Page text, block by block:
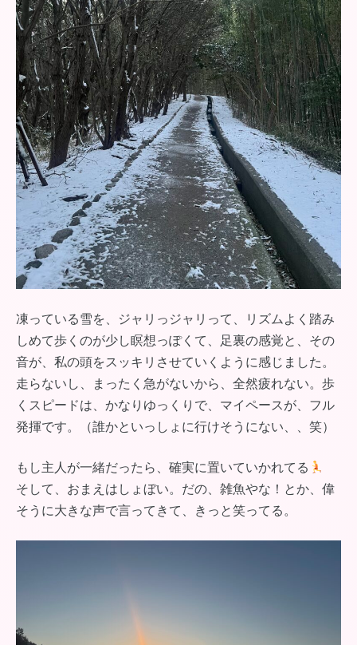
凍っている雪を、ジャリっジャリって、リズムよく踏み
しめて歩くのが少し瞑想っぽくて、足裏の感覚と、その
音が、私の頭をスッキリさせていくように感じました。
走らないし、まったく急がないから、全然疲れない。歩
くスピードは、かなりゆっくりで、マイペースが、フル
発揮です。（誰かといっしょに行けそうにない、、笑）
もし主人が一緒だったら、確実に置いていかれてる
そして、おまえはしょぼい。だの、雑魚やな！とか、偉
そうに大きな声で言ってきて、きっと笑ってる。